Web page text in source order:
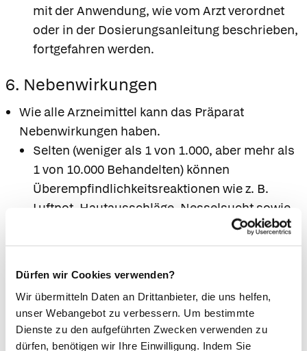
Dürfen wir Cookies verwenden?
Wir übermitteln Daten an Drittanbieter, die uns helfen,
unser Webangebot zu verbessern. Um bestimmte
Dienste zu den aufgeführten Zwecken verwenden zu
dürfen, benötigen wir Ihre Einwilligung. Indem Sie
mit der Anwendung, wie vom Arzt verordnet
oder in der Dosierungsanleitung beschrieben,
fortgefahren werden.
6. Nebenwirkungen
Wie alle Arzneimittel kann das Präparat
Nebenwirkungen haben.
Selten (weniger als 1 von 1.000, aber mehr als
1 von 10.000 Behandelten) können
Überempfindlichkeitsreaktionen wie z. B.
Luftnot, Hautausschläge, Nesselsucht sowie
Schwellungen in Gesicht, Mund und/oder
Rachenraum auftreten.
Magenbeschwerden wie Krämpfen, Übelkeit,
Erbrechen kommen.
Für mehr Informationen, s.